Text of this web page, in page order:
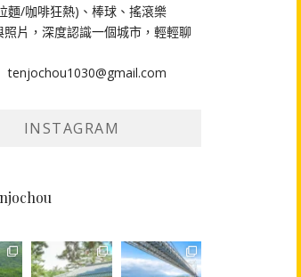
麵/咖啡狂熱)、棒球、搖滾樂
照片，深度認識一個城市，輕輕聊
tenjochou1030@gmail.com
INSTAGRAM